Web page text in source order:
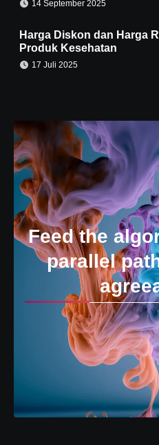
14 September 2025
Harga Diskon dan Harga
Produk Kesehatan
17 Juli 2025
Feed the
parallel